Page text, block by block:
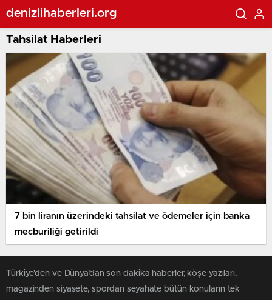
denizlihaberleri.org
Tahsilat Haberleri
7 bin liranın üzerindeki tahsilat ve ödemeler için banka
mecburiliği getirildi
Türkiye'den ve Dünya’dan son dakika haberler, köşe yazıları,
magazinden siyasete, spordan seyahate bütün konuların tek